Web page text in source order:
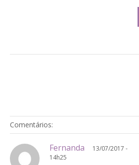
Comentários:
Fernanda
13/07/2017 -
14h25